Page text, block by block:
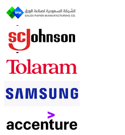
Contáctanos